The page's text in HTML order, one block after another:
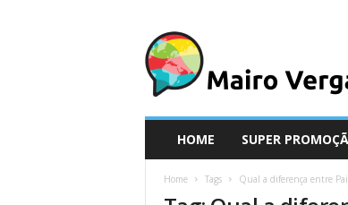
i
r
HOME SUPER
Home Tags Qual a diferença entre